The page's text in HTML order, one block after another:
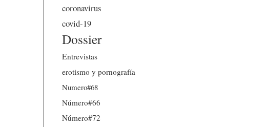
coronavirus
covid-19
Dossier
Entrevistas
erotismo y pornografía
Numero#68
Número#66
Número#72